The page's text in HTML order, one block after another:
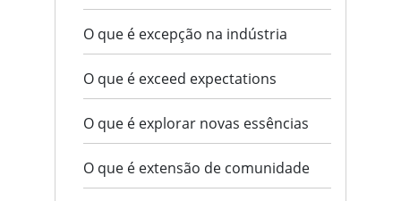
O que é excepção na indústria
O que é exceed expectations
O que é explorar novas essências
O que é extensão de comunidade